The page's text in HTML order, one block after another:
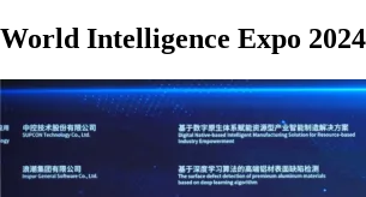
World Intelligence Expo 2024